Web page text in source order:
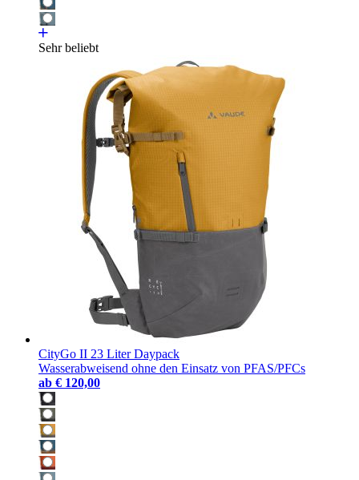
Sehr beliebt
CityGo II 23 Liter Daypack
Wasserabweisend ohne den Einsatz von PFAS/PFCs
ab € 120,00